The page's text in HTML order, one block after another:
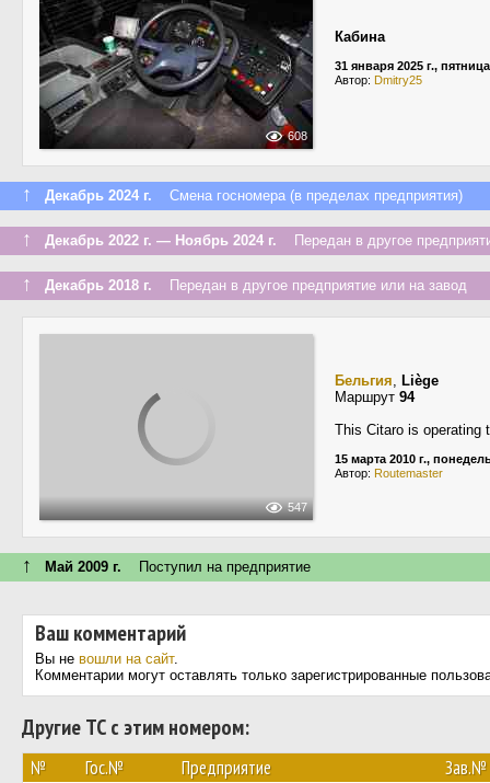
608
Кабина
31 января 2025 г., пятница
Автор: Dmitry25
↑ Декабрь 2024 г. Смена госномера (в пределах предприятия)
↑ Декабрь 2022 г. — Ноябрь 2024 г. Передан в другое
↑ Декабрь 2018 г. Передан в другое предприятие или на завод
547
Бельгия, Liège
Маршрут 94
This Citaro is operating
15 марта 2010 г.,
Автор: Routemaster
↑ Май 2009 г. Поступил на предприятие
Ваш комментарий
Вы не вошли на сайт.
Комментарии могут оставлять только зарегистрированные
Другие ТС с этим номером:
№ Гос.№ Предприятие Зав.№